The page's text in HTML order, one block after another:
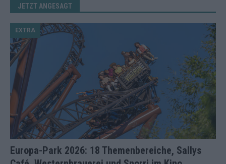
JETZT ANGESAGT
Europa-Park 2026: 18 Themenbereiche, Sallys
EXTRA